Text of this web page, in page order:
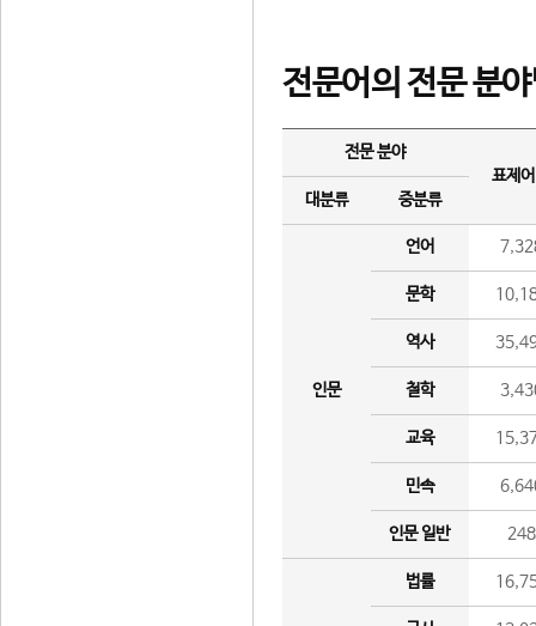
전문어의 전문 분
전문 분야
표제
대분류
중분류
인문
언어
문학
역사
철학
교육
민속
인문 일반 248
법률